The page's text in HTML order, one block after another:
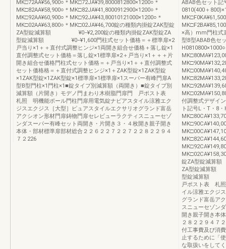
MK□72AA¥56,900○＊MK□72JA¥39,8000812800×1200○＊
MK□82AA¥58,900○＊MK□82JA¥41,8000912900×1200○＊
MK□92AA¥60,900○＊MK□92JA¥43,80010121000×1200○＊
MK□02AA¥63,800○＊MK□02JA¥46,700錠の種類内掛錠ZAK型錠
ZA型錠減算額 ¥0−¥2,200錠の種類内掛錠ZAK型錠ZA
型錠減算額 ¥0−¥1,600門柱式セット価格＝＋標準扉×2
戸当り×1＋＋直付式調整ヒンジ×1両開き組合せ価格＋落し錠×1
直付調整式セット価格＝落し錠×1標準扉×2＋戸当り×1＋＋＋片
開き組合せ価格門柱式セット価格＝＋戸当り×1＋＋直付調整式
セット価格格＝＋直付式調整ヒンジ×1＋ZAK型錠×1ZAK型錠
×1ZAK型錠×1ZAK型錠×1標準扉×1標準扉×1スーパー有峰門扉A
型B型門柱×1門柱×1■錠タイプ別減算額（両開き）■錠タイプ別
減算額（片開き）モデノ門まわり木樹脂門扉門 戸ポスト表
札照 明機能ポール門柱門扉用電気錠ナビアスタイル涼雅エク
ジスエクジス［大型］ピュアスタイルエクサリオグランド富岳
アクシオン形材門扉鋳物門扉セレビューラクティスニューセゾ
ンダスーパー有峰セット両開き・片開き３・４枚開き親子開き
本体・部材標準扉部材総合２２６２２７２２７２２８２２９４
７２226
ABAB色セット記
0810(400＋
×高）mm門柱式
型B型ABAB色セ
付調整式デザイ
ト記号L・T・8
錠ZA型錠減算
ZA型錠減算額
型錠減算額
戸ポスト表 札
イル涼雅エクジ
グランド富岳ア
スニューセゾン
開き親子開き本
２８２２９４７
付工事費及び消
止するために「
な取扱いをして